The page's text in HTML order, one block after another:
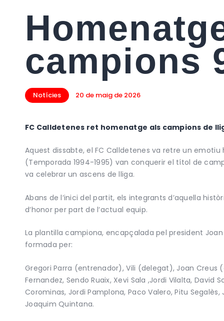
campions
Notícies 20 de maig de 2026
FC Calldetenes ret homenatge als campions de
Aquest dissabte, el FC Calldetenes va retre un
(Temporada 1994-1995) van conquerir el títol de
va celebrar un ascens de lliga.
Abans de l’inici del partit, els integrants d’aquella
d’honor per part de l’actual equip.
La plantilla campiona, encapçalada pel president
formada per:
Gregori Parra (entrenador), Vili (delegat), Joan Creus
Fernandez, Sendo Ruaix, Xevi Sala ,Jordi Vilalta, David
Corominas, Jordi Pamplona, Paco Valero, Pitu Segalès,
Joaquim Quintana.